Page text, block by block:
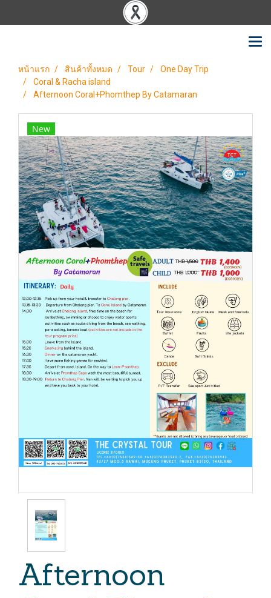
หน้าแรก สินค้าทั้งหมด Tour
One Day Trip
Coral & Racha island
Afternoon Coral+Phomthep By Catamaran
New
Afternoon